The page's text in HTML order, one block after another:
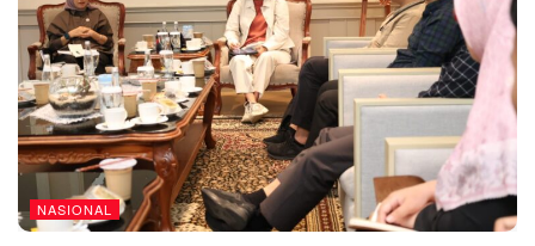
NASIONAL